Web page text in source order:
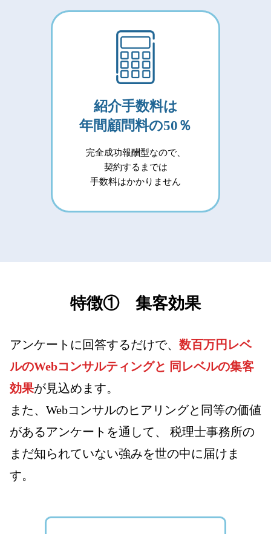
紹介手数料は
年間顧問料の50％
完全成功報酬型なので、
契約するまでは
手数料はかかりません
特徴① 集客効果
アンケートに回答するだけで、 数百万円レベ
ルのWebコンサルティングと 同レベルの集客
効果が見込めます。
また、Webコンサルのヒアリングと同等の価値
があるアンケートを通して、
税理士事務所の
まだ知られていない強みを世の中に届けま
す。